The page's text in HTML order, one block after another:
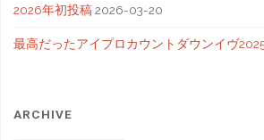
2026年初投稿 2026-03-20
最高だったアイプロカウントダウンイヴ2025
ARCHIVE